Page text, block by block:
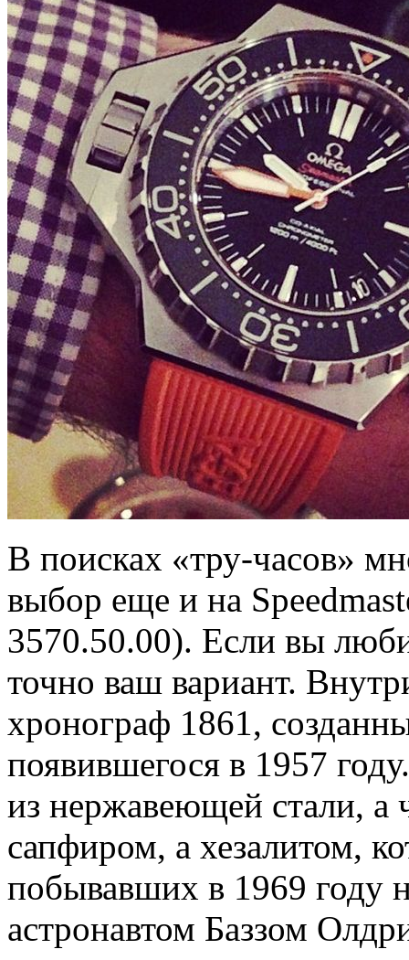
В поисках «тру-часов»
выбор еще и на
3570.50.00). Если вы
точно ваш вариант.
хронограф 1861,
появившегося в 1957
из нержавеющей стали, а
сапфиром, а хезалитом,
побывавших в 1969 году
астронавтом Баззом